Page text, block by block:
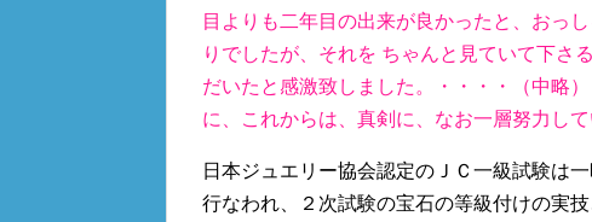
目よりも二年目の出来が良かったと、おっ
りでしたが、それを ちゃんと見ていて下さ
だいたと感激致しました。・・・・（中略
に、これからは、真剣に、なお一層努力して
日本ジュエリー協会認定のＪＣ一級試験は
行なわれ、２次試験の宝石の等級付けの実